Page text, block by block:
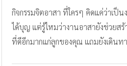
กิจกรรมจิตอาสา ที่ใครๆ คิดแค่ว่าเป็
ได้บุญ แต่รู้ไหมว่างานอาสายังช่วยส
ที่ดีอีกมากแก่ลูกของคุณ แถมยังเดินทา